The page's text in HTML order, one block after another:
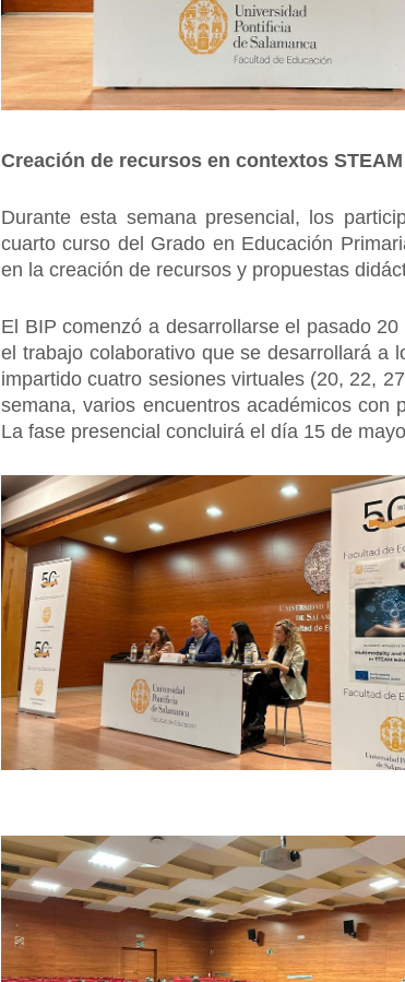
Creación de recursos en contextos STEAM
Durante esta semana presencial, los
cuarto curso del Grado en Educación
en la creación de recursos y propuestas
El BIP comenzó a desarrollarse el pasado
el trabajo colaborativo que se desarrollará a
impartido cuatro sesiones virtuales (20, 22,
semana, varios encuentros académicos con
La fase presencial concluirá el día 15 de